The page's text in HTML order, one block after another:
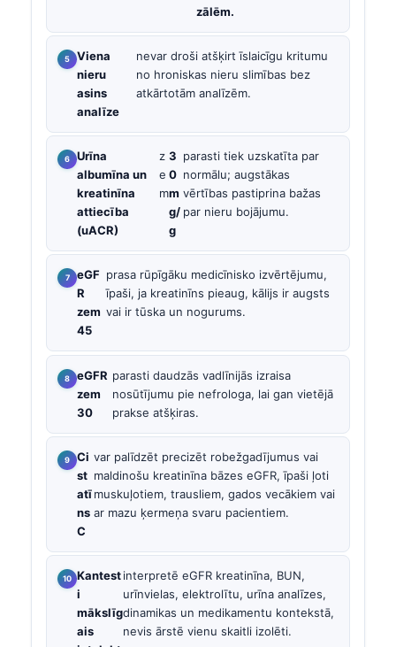
zālēm.
Viena
nieru
asins
analīze
nevar droši atšķirt īslaicīgu kritumu
no hroniskas nieru slimības bez
atkārtotām analīzēm.
Urīna
albumīna un
kreatinīna
attiecība
(uACR)
z
e
m
3
0
m
g/
g
parasti tiek uzskatīta par
normālu; augstākas
vērtības pastiprina bažas
par nieru bojājumu.
eGF
R
zem
45
prasa rūpīgāku medicīnisko izvērtējumu,
īpaši, ja kreatinīns pieaug, kālijs ir augsts
vai ir tūska un nogurums.
eGFR
zem
30
parasti daudzās vadlīnijās izraisa
nosūtījumu pie nefrologa, lai gan vietējā
prakse atšķiras.
Ci
st
atī
ns
C
var palīdzēt precizēt robežgadījumus vai
maldinošu kreatinīna bāzes eGFR, īpaši ļoti
muskuļotiem, trausliem, gados vecākiem vai
ar mazu ķermeņa svaru pacientiem.
Kantest
i
mākslīg
ais
interpretē eGFR kreatinīna, BUN,
urīnvielas, elektrolītu, urīna analīzes,
dinamikas un medikamentu kontekstā,
nevis ārstē vienu skaitli izolēti.